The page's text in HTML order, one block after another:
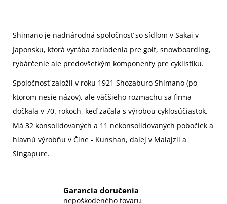
Shimano je nadnárodná spoločnosť so sídlom v Sakai v
Japonsku, ktorá vyrába zariadenia pre golf, snowboarding,
rybárčenie ale predovšetkým komponenty pre cyklistiku.
Spoločnosť založil v roku 1921 Shozaburo Shimano (po
ktorom nesie názov), ale väčšieho rozmachu sa firma
dočkala v 70. rokoch, keď začala s výrobou cyklosúčiastok.
Má 32 konsolidovaných a 11 nekonsolidovaných pobočiek a
hlavnú výrobňu v Číne - Kunshan, ďalej v Malajzii a
Singapure.
Garancia doručenia
nepoškodeného tovaru